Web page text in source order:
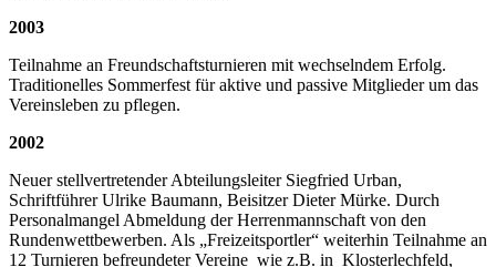
2003
Teilnahme an Freundschaftsturnieren mit wechselndem Erfolg.
Traditionelles Sommerfest für aktive und passive Mitglieder um das
Vereinsleben zu pflegen.
2002
Neuer stellvertretender Abteilungsleiter Siegfried Urban,
Schriftführer Ulrike Baumann, Beisitzer Dieter Mürke. Durch
Personalmangel Abmeldung der Herrenmannschaft von den
Rundenwettbewerben. Als „Freizeitsportler“ weiterhin Teilnahme an
12 Turnieren befreundeter Vereine wie z.B. in Klosterlechfeld,